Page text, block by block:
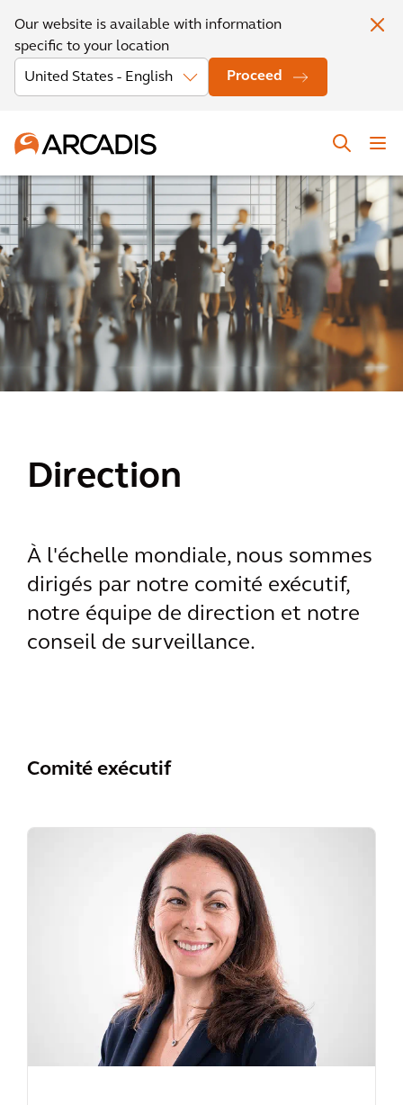
Our website is available with information
specific to your location
Proceed
Direction
À l'échelle mondiale, nous sommes
dirigés par notre comité exécutif,
notre équipe de direction et notre
conseil de surveillance.
Comité exécutif